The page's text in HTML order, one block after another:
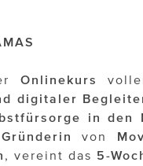
Onlinekurs
digitaler
in den
von
, vereint das 5-